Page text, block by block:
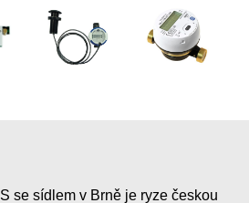
se sídlem v Brně je ryze českou